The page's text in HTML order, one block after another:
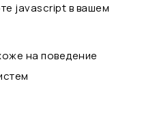
javascript в вашем
на поведение